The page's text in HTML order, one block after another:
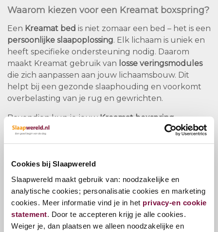
Cookies bij Slaapwereld
Slaapwereld maakt gebruik van: noodzakelijke en
analytische cookies; personalisatie cookies en marketing
cookies. Meer informatie vind je in het privacy-en cookie
statement. Door te accepteren krijg je alle cookies.
Weiger je, dan plaatsen we alleen noodzakelijke en
Waarom kiezen voor een Kreamat boxspring?
Een Kreamat bed is niet zomaar een bed – het is een
persoonlijke slaapoplossing. Elk lichaam is uniek en
heeft specifieke ondersteuning nodig. Daarom
maakt Kreamat gebruik van losse veringsmodules
die zich aanpassen aan jouw lichaamsbouw. Dit
helpt bij een gezonde slaaphouding en voorkomt
overbelasting van je rug en gewrichten.
Bovendien kun je jouwKreamat boxspring
helemaal naar wens samenstellen. Kies uit
verschillende materialen, stoffen en afwerkingen
maar ook perfect past bij jouw interieur.
De voordelen van een Kreamat boxspring
✔Ergonomisch comfortdoor de unieke
schoudertechniek
✔Persoonlijke ondersteuning met onafhankelijke